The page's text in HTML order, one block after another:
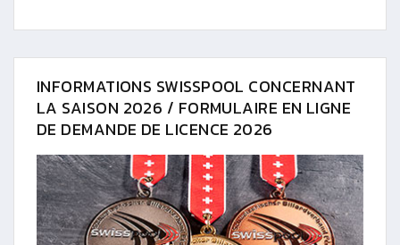
INFORMATIONS SWISSPOOL CONCERNANT
LA SAISON 2026 / FORMULAIRE EN LIGNE
DE DEMANDE DE LICENCE 2026